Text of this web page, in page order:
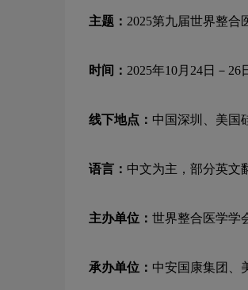
主题： 2025第九届世界整合
时间： 2025年10月24日－26
线下地点： 中国深圳、美国
语言： 中文为主，部分英文
主办单位： 世界整合医学学
承办单位： 中安国康集团、